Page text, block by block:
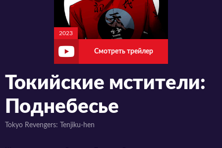
2023
Смотреть трейлер
Токийские мстители:
Поднебесье
Tokyo Revengers: Tenjiku-hen